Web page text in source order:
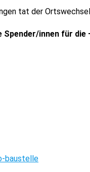
tat der
Spender/innen für